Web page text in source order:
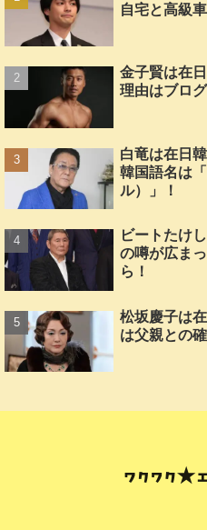
自宅と高級
金子賢は在
理由はブロ
白竜は在日
韓国語名は
ル）」！
ビートたけ
の噂が広ま
ら！
松坂慶子は
は父親との